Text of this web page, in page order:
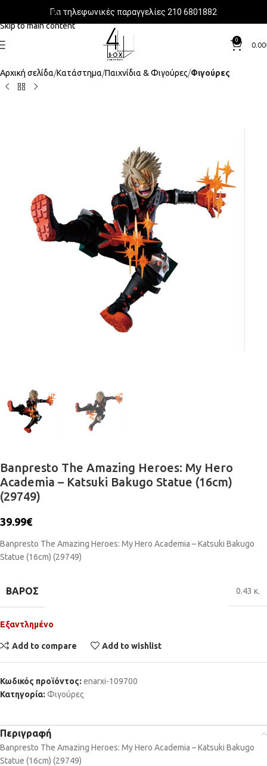
Skip to navigation
Skip to main content
Για τηλεφωνικές παραγγελίες 210 6801882
0
0.00
Αρχική σελίδα Κατάστημα Παιχνίδια & Φιγούρες Φιγούρες
Banpresto The Amazing Heroes: My Hero
Academia – Katsuki Bakugo Statue (16cm)
(29749)
39.99€
Banpresto The Amazing Heroes: My Hero Academia – Katsuki Bakugo
Statue (16cm) (29749)
ΒΆΡΟΣ 0.43 κ.
Εξαντλημένο
Add to compare Add to wishlist
Κωδικός προϊόντος: enarxi-109700
Κατηγορία: Φιγούρες
Περιγραφή
Banpresto The Amazing Heroes: My Hero Academia – Katsuki Bakugo
Statue (16cm) (29749)